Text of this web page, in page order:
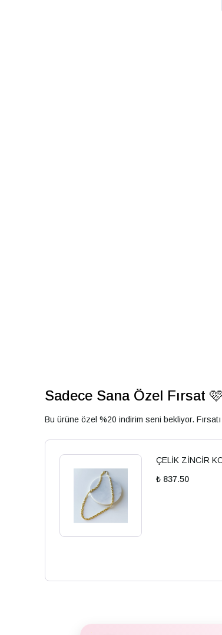
Sadece Sana Özel Fırsat
Bu ürüne özel %20 indirim seni bekliyor.
ÇELİK ZİNCİR
₺ 837.50